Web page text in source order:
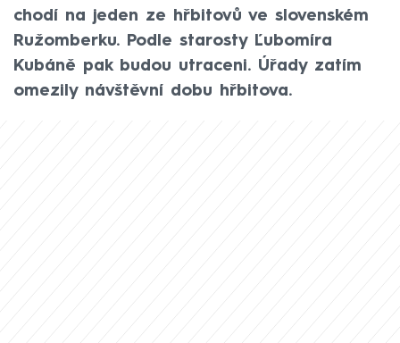
chodí na jeden ze hřbitovů ve slovenském
Ružomberku. Podle starosty Ľubomíra
Kubáně pak budou utraceni. Úřady zatím
omezily návštěvní dobu hřbitova.